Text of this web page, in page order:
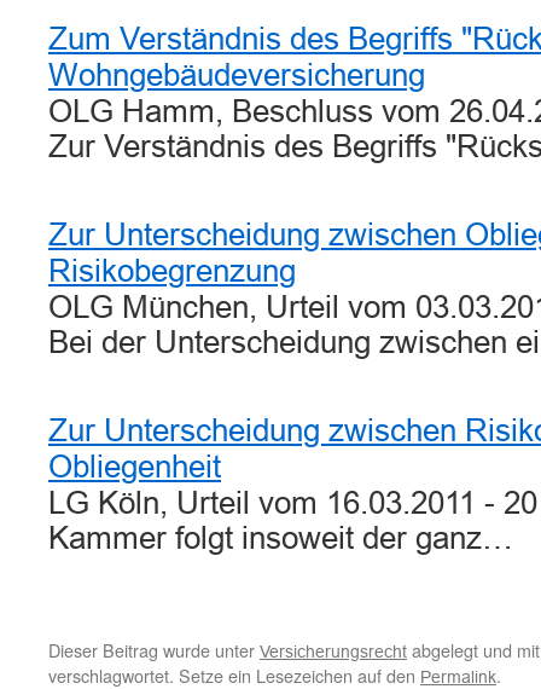
Zum Verständnis des Begriffs
Wohngebäudeversicherung
OLG Hamm, Beschluss vom
Zur Verständnis des Begriffs
Zur Unterscheidung zwischen
Risikobegrenzung
OLG München, Urteil vom
Bei der Unterscheidung zwischen
Zur Unterscheidung zwischen
Obliegenheit
LG Köln, Urteil vom 16.03.2011 -
Kammer folgt insoweit der ganz…
Dieser Beitrag wurde unter Versicherungsrecht abgelegt und
verschlagwortet. Setze ein Lesezeichen auf den Permalink.